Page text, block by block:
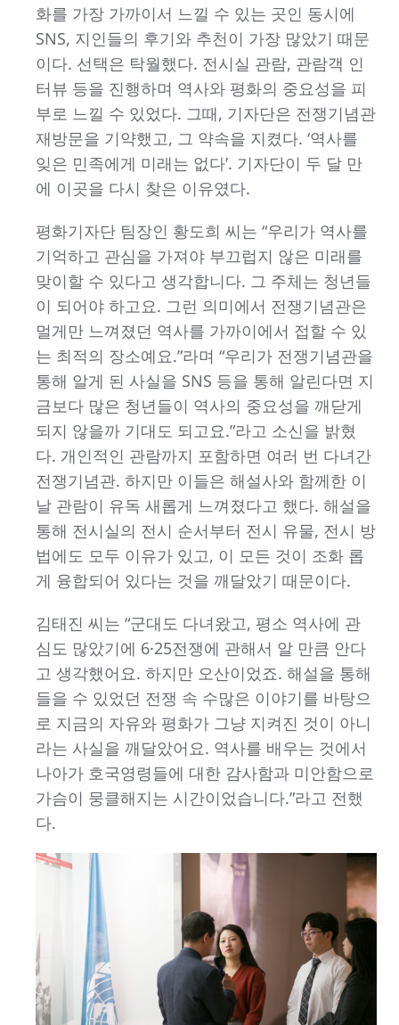
화를 가장 가까이서 느낄 수 있는 곳인 동시에
SNS, 지인들의 후기와 추천이 가장 많았기 때문
이다. 선택은 탁월했다. 전시실 관람, 관람객 인
터뷰 등을 진행하며 역사와 평화의 중요성을 피
부로 느낄 수 있었다. 그때, 기자단은 전쟁기념관
재방문을 기약했고, 그 약속을 지켰다. ‘역사를
잊은 민족에게 미래는 없다’. 기자단이 두 달 만
에 이곳을 다시 찾은 이유였다.
평화기자단 팀장인 황도희 씨는 “우리가 역사를
기억하고 관심을 가져야 부끄럽지 않은 미래를
맞이할 수 있다고 생각합니다. 그 주체는 청년들
이 되어야 하고요. 그런 의미에서 전쟁기념관은
멀게만 느껴졌던 역사를 가까이에서 접할 수 있
는 최적의 장소예요.”라며 “우리가 전쟁기념관을
통해 알게 된 사실을 SNS 등을 통해 알린다면 지
금보다 많은 청년들이 역사의 중요성을 깨닫게
되지 않을까 기대도 되고요.”라고 소신을 밝혔
다. 개인적인 관람까지 포함하면 여러 번 다녀간
전쟁기념관. 하지만 이들은 해설사와 함께한 이
날 관람이 유독 새롭게 느껴졌다고 했다. 해설을
통해 전시실의 전시 순서부터 전시 유물, 전시 방
법에도 모두 이유가 있고, 이 모든 것이 조화 롭
게 융합되어 있다는 것을 깨달았기 때문이다.
김태진 씨는 “군대도 다녀왔고, 평소 역사에 관
심도 많았기에 6·25전쟁에 관해서 알 만큼 안다
고 생각했어요. 하지만 오산이었죠. 해설을 통해
들을 수 있었던 전쟁 속 수많은 이야기를 바탕으
로 지금의 자유와 평화가 그냥 지켜진 것이 아니
라는 사실을 깨달았어요. 역사를 배우는 것에서
나아가 호국영령들에 대한 감사함과 미안함으로
가슴이 뭉클해지는 시간이었습니다.”라고 전했
다.